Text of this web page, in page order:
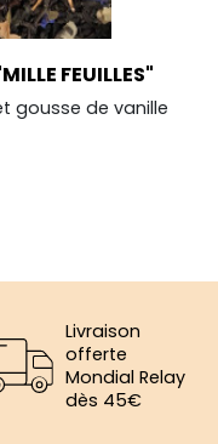
FEUILLES"
gousse de vanille
Livraison
offerte
Mondial Relay
dès 45€